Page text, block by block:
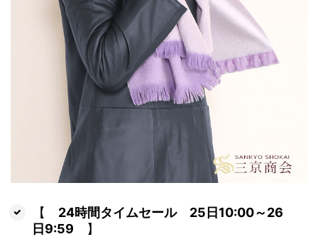
【 24時間タイムセール 25日10:00～26
日9:59 】